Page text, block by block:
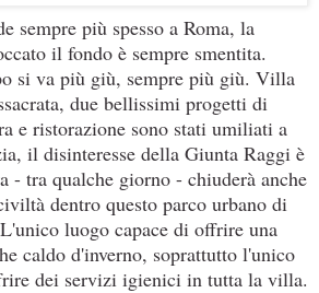
sempre più spesso a Roma, la
il fondo è sempre smentita.
si va più giù, sempre più giù. Villa
due bellissimi progetti di
e ristorazione sono stati umiliati a
il disinteresse della Giunta Raggi è
- tra qualche giorno - chiuderà anche
dentro questo parco urbano di
luogo capace di offrire una
caldo d'inverno, soprattutto l'unico
dei servizi igienici in tutta la villa.